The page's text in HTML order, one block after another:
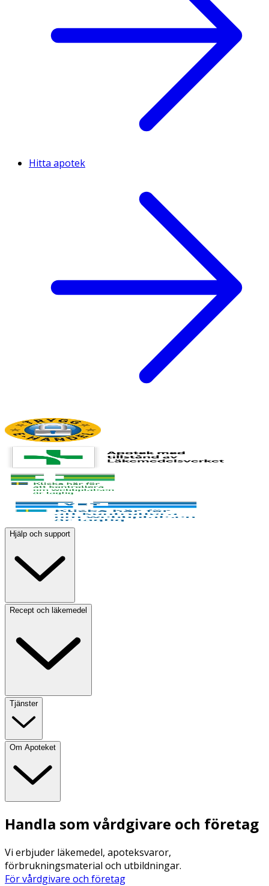
Hitta apotek
Hjälp och support
Recept och läkemedel
Tjänster
Om Apoteket
Handla som vårdgivare och företag
Vi erbjuder läkemedel, apoteksvaror,
förbrukningsmaterial och utbildningar.
För vårdgivare och företag